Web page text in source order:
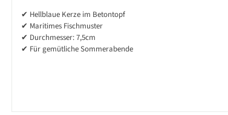
✔ Hellblaue Kerze im Betontopf
✔ Maritimes Fischmuster
✔ Durchmesser: 7,5cm
✔ Für gemütliche Sommerabende